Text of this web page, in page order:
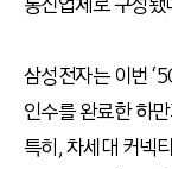
삼성전자는 이번
인수를 완료한 하
특히, 차세대 커넥